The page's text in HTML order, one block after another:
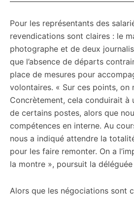
Pour les représentants des
revendications sont claires : le
photographe et de deux
que l’absence de départs
place de mesures pour
volontaires. « Sur ces points, on
Concrètement, cela conduirait à
de certains postes, alors que
compétences en interne. Au
nous a indiqué attendre la
pour les faire remonter. On a
la montre », poursuit la
Alors que les négociations sont